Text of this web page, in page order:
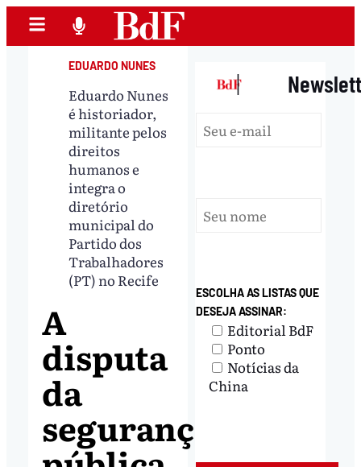
EDUARDO NUNES
Eduardo Nunes
é historiador,
militante pelos
direitos
humanos e
integra o
diretório
municipal do
Partido dos
Trabalhadores
(PT) no Recife
A
disputa
da
segurança
|
ESCOLHA AS LISTAS QUE
DESEJA ASSINAR:
Editorial BdF
Ponto
Notícias da
China